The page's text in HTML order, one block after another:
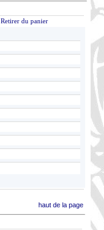
Retirer du panier
haut de la page